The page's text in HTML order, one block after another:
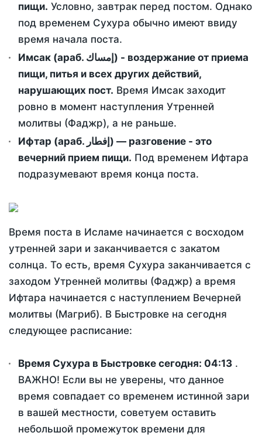
пищи. Условно, завтрак перед постом. Однако
под временем Сухура обычно имеют ввиду
время начала поста.
Имсак (араб. إمساك) - воздержание от приема
пищи, питья и всех других действий,
нарушающих пост. Время Имсак заходит
ровно в момент наступления Утренней
молитвы (Фаджр), а не раньше.
Ифтар (араб. إفطار) — разговение - это
вечерний прием пищи. Под временем Ифтара
подразумевают время конца поста.
Время поста в Исламе начинается с восходом
утренней зари и заканчивается с закатом
солнца. То есть, время Сухура заканчивается с
заходом Утренней молитвы (Фаджр) а время
Ифтара начинается с наступлением Вечерней
молитвы (Магриб). В Быстровке на сегодня
следующее расписание:
Время Сухура в Быстровке сегодня: 04:13 .
ВАЖНО! Если вы не уверены, что данное
время совпадает со временем истинной зари
в вашей местности, советуем оставить
небольшой промежуток времени для